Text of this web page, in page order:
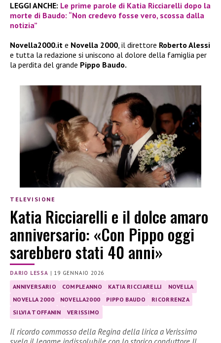
LEGGI ANCHE: Le prime parole di Katia Ricciarelli dopo la
morte di Baudo: “Non credevo fosse vero, scossa dalla
notizia”
Novella2000.it e Novella 2000, il direttore Roberto Alessi
e tutta la redazione si uniscono al dolore della famiglia per
la perdita del grande Pippo Baudo.
TELEVISIONE
Katia Ricciarelli e il dolce amaro
anniversario: «Con Pippo oggi
sarebbero stati 40 anni»
DARIO LESSA | 19 GENNAIO 2026
ANNIVERSARIO COMPLEANNO KATIA RICCIARELLI
NOVELLA
NOVELLA 2000
NOVELLA2000 PIPPO BAUDO
RICORRENZA
SILVIA TOFFANIN
VERISSIMO
Il ricordo commosso della Regina della lirica a Verissimo